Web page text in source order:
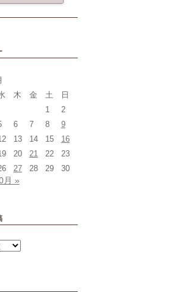
木 金 土
日
1
2
6 7 8
9
13 14 15
16
20 21 22
23
27 28 29 30
月 »